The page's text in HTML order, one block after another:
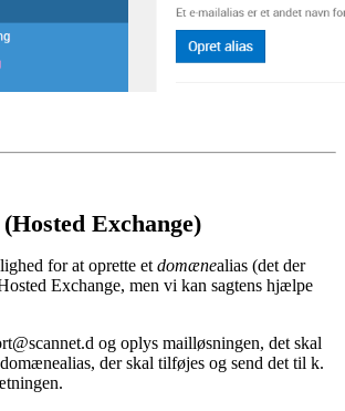
Exchange)
for at oprette et domænealias (det der
Exchange, men vi kan sagtens hjælpe
og oplys mailløsningen, det skal
der skal tilføjes og send det til k.